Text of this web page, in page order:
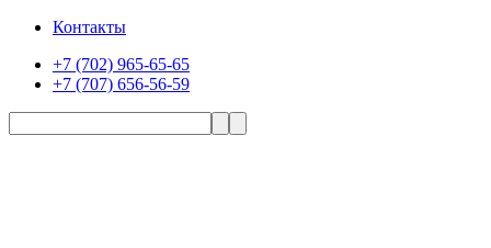
Контакты
+7 (702) 965-65-65
+7 (707) 656-56-59